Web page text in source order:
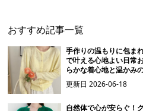
おすすめ記事一覧
手作りの温もりに包ま
で叶える心地よい日常
らかな着心地と温かみ
更新日2026-06-18
自然体で心が安らぐ！